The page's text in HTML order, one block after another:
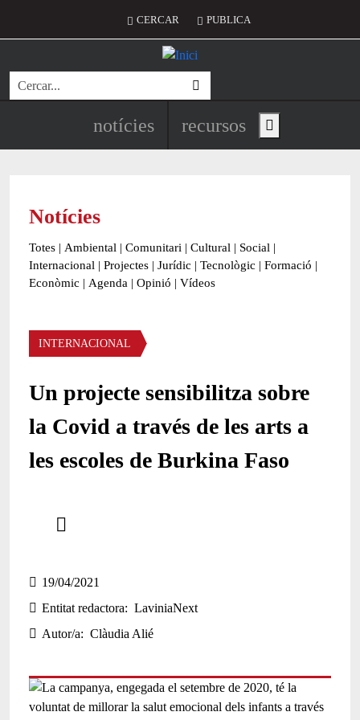
Menú del compte d'usuari
CERCAR PUBLICA
Cerca
Navegació principal de
notícies recursos Show main menu
Notícies
Totes | Ambiental | Comunitari | Cultural | Social |
Internacional | Projectes | Jurídic | Tecnològic | Formació |
Econòmic | Agenda | Opinió | Vídeos
Àmbit de la notícia
INTERNACIONAL
Un projecte sensibilitza sobre
la Covid a través de les arts a
les escoles de Burkina Faso
19/04/2021
Entitat redactora
LaviniaNext
Autor/a
Clàudia Alié